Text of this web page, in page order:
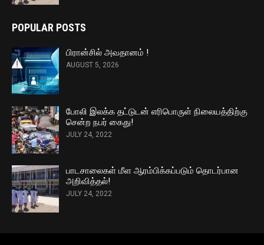
POPULAR POSTS
பிரான்சில் அவதானம் !
AUGUST 5, 2026
போலி இலக்க தட்டுடன் எரிபொருள் நிலையத்திற்கு
சென்ற நபர் கைது!
JULY 24, 2022
பாடசாலைகள் மீள ஆரம்பிக்கப்படும் தொடர்பான
அறிவித்தல்!
JULY 24, 2022